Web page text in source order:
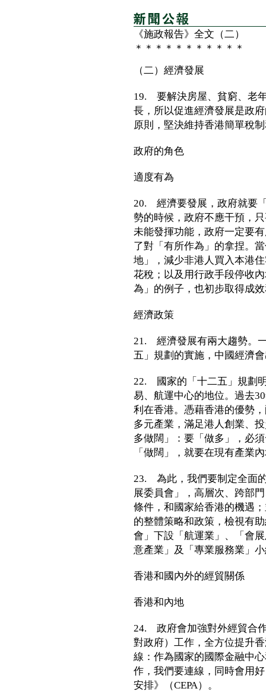
《施政報告》全文（二）
＊＊＊＊＊＊＊＊＊＊＊
（二）經濟發展
19. 要解決房屋、貧窮、老
長，所以促進經濟發展是政
原則，堅決維持香港簡單稅
政府的角色
適度有為
20. 經濟要發展，政府就要
勢的時候，政府不應干預，
未能發揮功能，政府一定要
了對「有所作為」的拿捏。
地」，減少非港人買入本港
花稅；以及用行政手段停收
為」的例子，也初步取得成
經濟政策
21. 經濟發展有兩大趨勢。
五」規劃的實施，中國經濟
22. 國家的「十二五」規劃
易、航運中心的地位。過去
利在香港。憑藉香港的優勢
多元產業，滿足港人創業、
多做闊」：要「做多」，必
「做闊」，就要在現有產業
23. 為此，我們要制定全面
展委員會」，高層次、跨部
條件，和國家給香港的機遇
的整體策略和政策，檢視有
會」下設「航運業」、「會
意產業」及「專業服務業」
香港和國內外的經貿關係
香港和內地
24. 政府會加強對外經貿合
對政府）工作，全方位提升
線：作為國家的國際金融中
作，我們要連線，同時會用
安排》（CEPA）。